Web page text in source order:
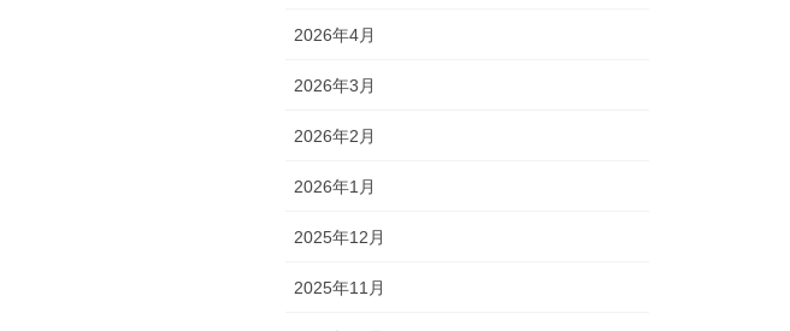
2026年4月
2026年3月
2026年2月
2026年1月
2025年12月
2025年11月